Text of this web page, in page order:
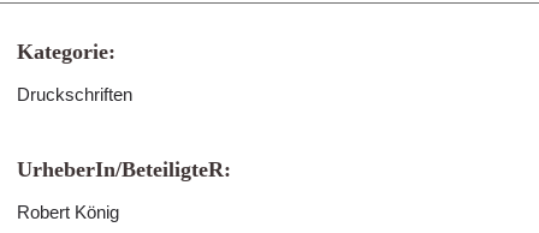
Kategorie:
Druckschriften
UrheberIn/BeteiligteR:
Robert König